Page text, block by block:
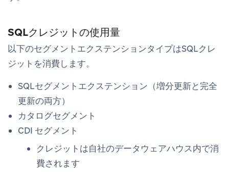
SQLクレジットの使用量
以下のセグメントエクステンションタイプはSQLクレ
ジットを消費します。
SQLセグメントエクステンション（増分更新と完全
更新の両方）
カタログセグメント
CDI セグメント
クレジットは自社のデータウェアハウス内で消
費されます